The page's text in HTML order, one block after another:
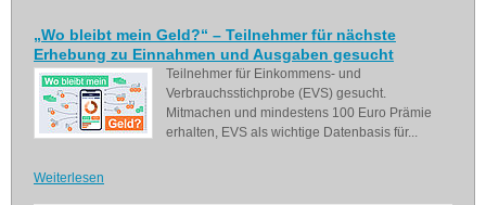
„Wo bleibt mein Geld?“ – Teilnehmer für nächste
Erhebung zu Einnahmen und Ausgaben gesucht
Teilnehmer für Einkommens- und
Verbrauchsstichprobe (EVS) gesucht.
Mitmachen und mindestens 100 Euro Prämie
erhalten, EVS als wichtige Datenbasis für...
Weiterlesen